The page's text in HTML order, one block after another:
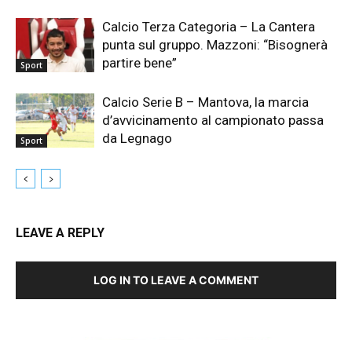
Sport
Calcio Terza Categoria – La Cantera
punta sul gruppo. Mazzoni: “Bisognerà
partire bene”
Sport
Calcio Serie B – Mantova, la marcia
d’avvicinamento al campionato passa
da Legnago
LEAVE A REPLY
LOG IN TO LEAVE A COMMENT